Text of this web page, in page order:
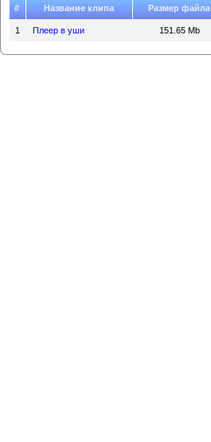
# Название клипа Размер файла
1 Плеер в уши 151.65 Mb